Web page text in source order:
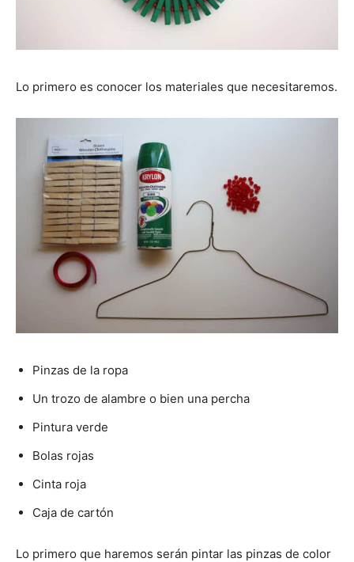
Lo primero es conocer los materiales que necesitaremos.
Pinzas de la ropa
Un trozo de alambre o bien una percha
Pintura verde
Bolas rojas
Cinta roja
Caja de cartón
Lo primero que haremos serán pintar las pinzas de color